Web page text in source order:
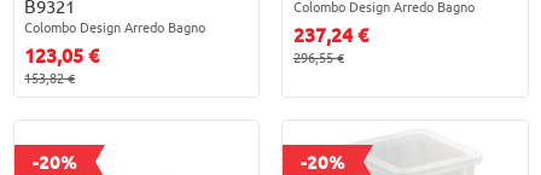
B9321
Colombo Design Arredo Bagno
123,05 €
153,82 €
Colombo Design Arredo Bagno
237,24 €
296,55 €
-20% -20%